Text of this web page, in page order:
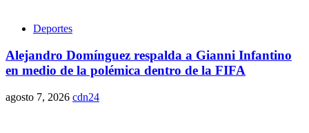
Deportes
Alejandro Domínguez respalda a Gianni Infantino
en medio de la polémica dentro de la FIFA
agosto 7, 2026 cdn24